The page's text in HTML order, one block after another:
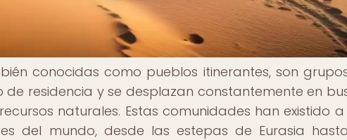
conocidas como pueblos itinerantes, son
de residencia y se desplazan constantemente en
naturales. Estas comunidades han existido
del mundo, desde las estepas de Eurasia